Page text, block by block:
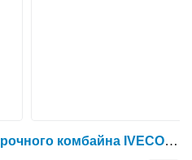
Двигатель для зерноуборочного комбайна IVECO F3AE0684P E905